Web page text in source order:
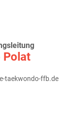
Polat
taekwondo-ffb.de